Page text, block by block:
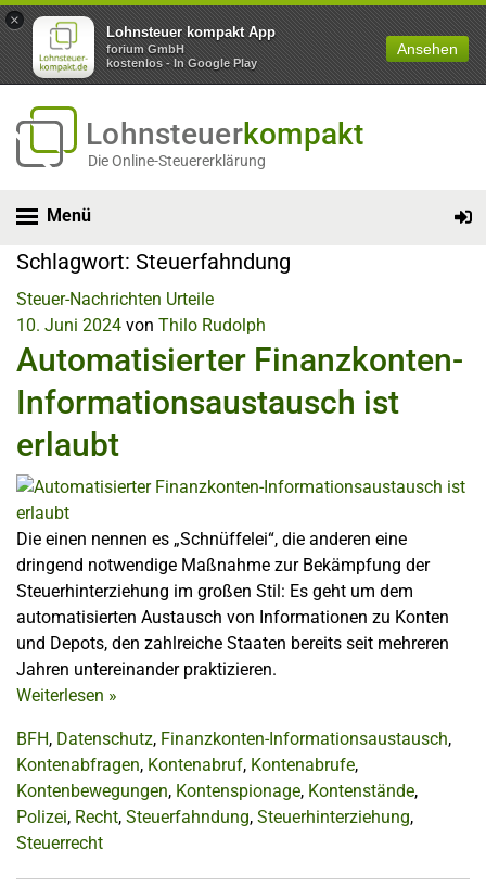
×
Lohnsteuer kompakt App
forium GmbH
kostenlos - In Google Play
Ansehen
Lohnsteuerkompakt
Die Online-Steuererklärung
Menü
Schlagwort: Steuerfahndung
Steuer-Nachrichten Urteile
10. Juni 2024 von Thilo Rudolph
Automatisierter Finanzkonten-
Informationsaustausch ist
erlaubt
Die einen nennen es „Schnüffelei“, die anderen eine
dringend notwendige Maßnahme zur Bekämpfung der
Steuerhinterziehung im großen Stil: Es geht um dem
automatisierten Austausch von Informationen zu Konten
und Depots, den zahlreiche Staaten bereits seit mehreren
Jahren untereinander praktizieren.
Weiterlesen »
BFH, Datenschutz, Finanzkonten-Informationsaustausch,
Kontenabfragen, Kontenabruf, Kontenabrufe,
Kontenbewegungen, Kontenspionage, Kontenstände,
Polizei, Recht, Steuerfahndung, Steuerhinterziehung,
Steuerrecht